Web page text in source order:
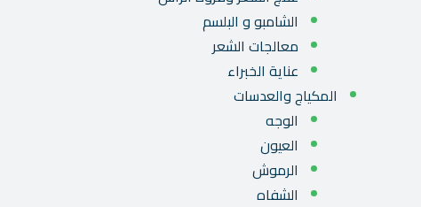
الشامبو و البلسم
معالجات الشعر
عناية الخبراء
المكياج والعدسات
الوجه
العيون
الرموش
الشفاه